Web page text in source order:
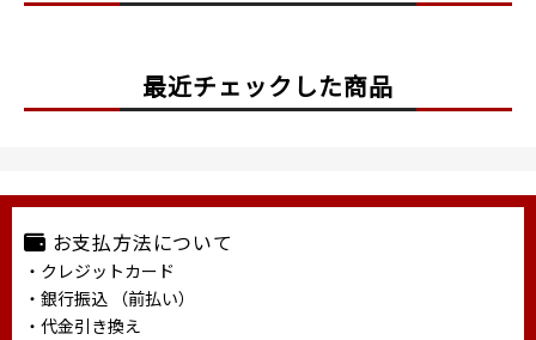
最近チェックした商品
お支払方法について
・クレジットカード
・銀行振込 （前払い）
・代金引き換え